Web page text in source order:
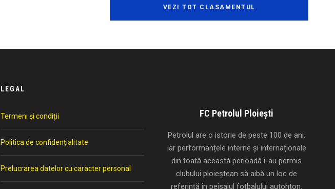
VEZI TOT CLASAMENTUL
LEGAL
Termeni și condiții
Politica de confidențialitate
Prelucrarea datelor cu caracter personal
FC Petrolul Ploiești
Petrolul are o istorie de peste 100 de ani,
iar performanțele interne și internaționale
din toată această perioadă i-au permis
clubului ploieștean să aibă un loc de
referință în peisajul fotbalului autohton.